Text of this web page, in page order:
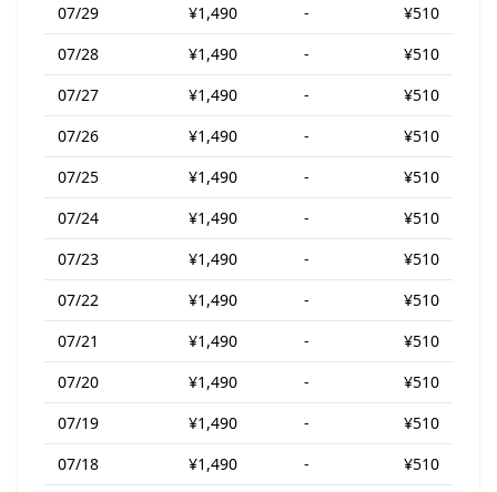
07/29
¥1,490 -
¥510
07/28
¥1,490 -
¥510
07/27
¥1,490 -
¥510
07/26
¥1,490 -
¥510
07/25
¥1,490 -
¥510
07/24
¥1,490 -
¥510
07/23
¥1,490 -
¥510
07/22
¥1,490 -
¥510
07/21
¥1,490 -
¥510
07/20
¥1,490 -
¥510
07/19
¥1,490 -
¥510
07/18
¥1,490 -
¥510